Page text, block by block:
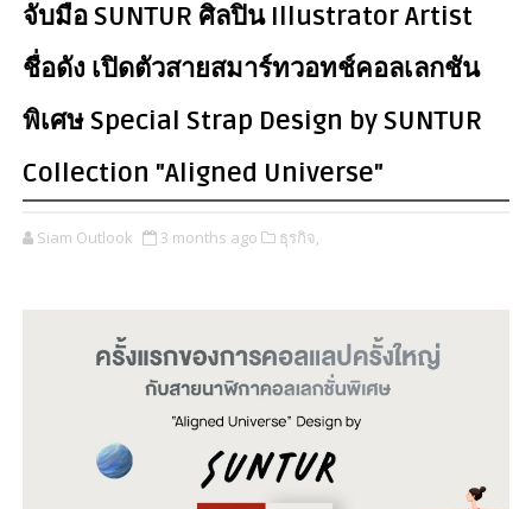
จับมือ SUNTUR ศิลปิน Illustrator Artist
ชื่อดัง เปิดตัวสายสมาร์ทวอทช์คอลเลกชัน
พิเศษ Special Strap Design by SUNTUR
Collection "Aligned Universe"
Siam Outlook 3 months ago ธุรกิจ,